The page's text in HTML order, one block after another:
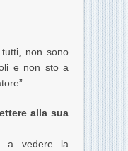
non sono
e non sto a
alla sua
a vedere la